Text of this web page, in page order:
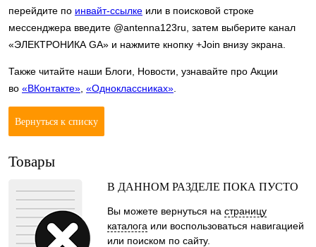
перейдите по инвайт-ссылке или в поисковой строке
мессенджера введите @antenna123ru, затем выберите канал
«ЭЛЕКТРОНИКА GA» и нажмите кнопку +Join внизу экрана.
Также читайте наши Блоги, Новости, узнавайте про Акции
во «ВКонтакте» «Одноклассниках»
Вернуться к списку
Товары
В ДАННОМ РАЗДЕЛЕ ПОКА ПУСТО
Вы можете вернуться на страницу
каталога или воспользоваться навигацией
или поиском по сайту.